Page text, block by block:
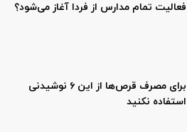
فعالیت تمام مدارس از فردا آغاز می‌شود؟
برای مصرف قرص‌ها از این ۶ نوشیدنی
استفاده نکنید